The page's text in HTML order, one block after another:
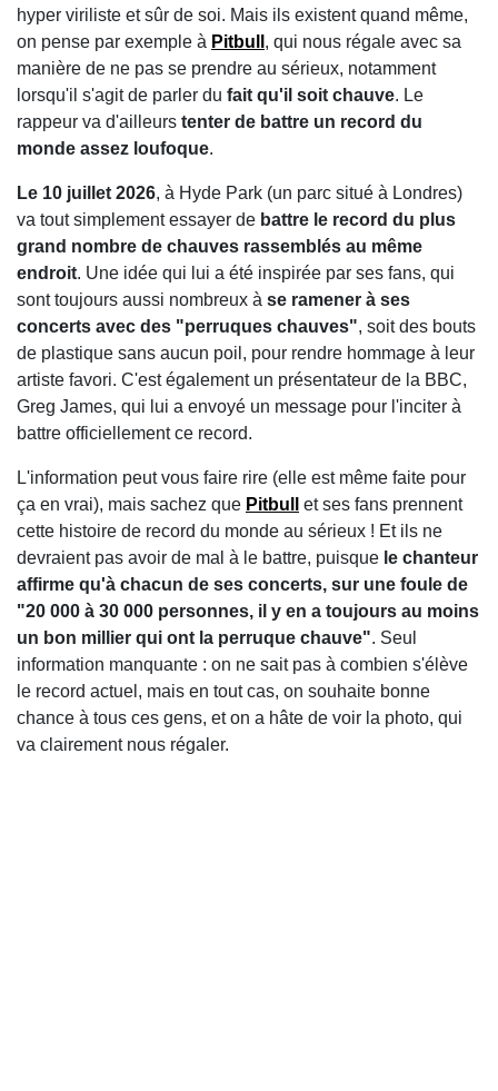
hyper viriliste et sûr de soi. Mais ils existent quand même,
on pense par exemple à Pitbull , qui nous régale avec sa
manière de ne pas se prendre au sérieux, notamment
lorsqu'il s'agit de parler du fait qu'il soit chauve. Le
rappeur va d'ailleurs tenter de battre un record du
monde assez loufoque.
Le 10 juillet 2026, à Hyde Park (un parc situé à Londres)
va tout simplement essayer de battre le record du plus
grand nombre de chauves rassemblés au même
endroit. Une idée qui lui a été inspirée par ses fans, qui
sont toujours aussi nombreux à se ramener à ses
concerts avec des "perruques chauves", soit des bouts
de plastique sans aucun poil, pour rendre hommage à leur
artiste favori. C'est également un présentateur de la BBC,
Greg James, qui lui a envoyé un message pour l'inciter à
battre officiellement ce record.
L'information peut vous faire rire (elle est même faite pour
ça en vrai), mais sachez que Pitbull
et ses fans prennent
cette histoire de record du monde au sérieux ! Et ils ne
devraient pas avoir de mal à le battre, puisque le chanteur
affirme qu'à chacun de ses concerts, sur une foule de
"20 000 à 30 000 personnes, il y en a toujours au moins
un bon millier qui ont la perruque chauve". Seul
information manquante : on ne sait pas à combien s'élève
le record actuel, mais en tout cas, on souhaite bonne
chance à tous ces gens, et on a hâte de voir la photo, qui
va clairement nous régaler.